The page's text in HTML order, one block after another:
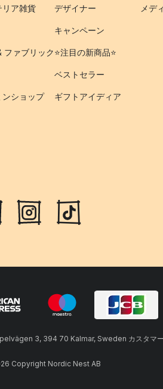
リア雑貨
ファブリック
ンショップ
デザイナー
キャンペーン
⭐️注目の新商品⭐️
ベストセラー
ギフトアイディア
メデ
3, 394 70 Kalmar, Sweden カスタマ
Copyright Nordic Nest AB